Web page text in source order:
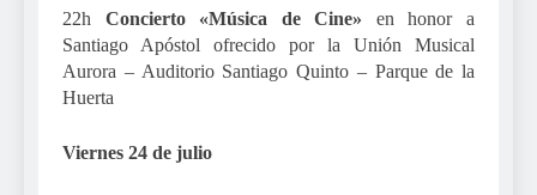
22h Concierto «Música de Cine» en honor a
Santiago Apóstol ofrecido por la Unión Musical
Aurora – Auditorio Santiago Quinto – Parque de la
Huerta
Viernes 24 de julio